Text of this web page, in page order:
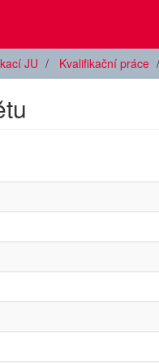
JU Kvalifikační práce